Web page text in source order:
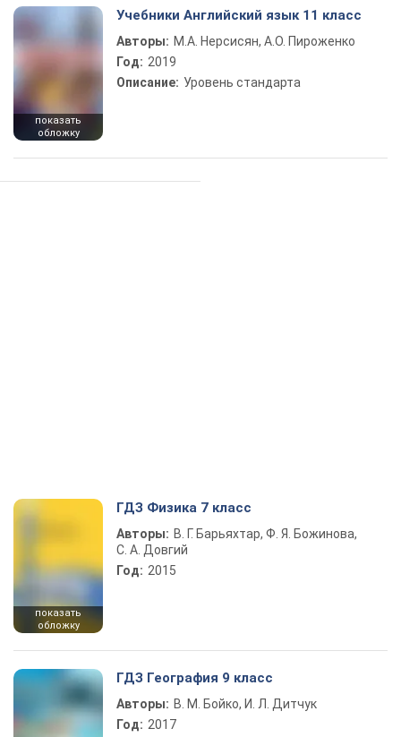
показать
обложку
Учебники Английский язык 11 класс
Авторы: М.А. Нерсисян, А.О. Пироженко
Год: 2019
Описание: Уровень стандарта
показать
обложку
ГДЗ Физика 7 класс
Авторы: В. Г. Барьяхтар, Ф. Я. Божинова,
С. А. Довгий
Год: 2015
ГДЗ География 9 класс
Авторы: В. М. Бойко, И. Л. Дитчук
Год: 2017